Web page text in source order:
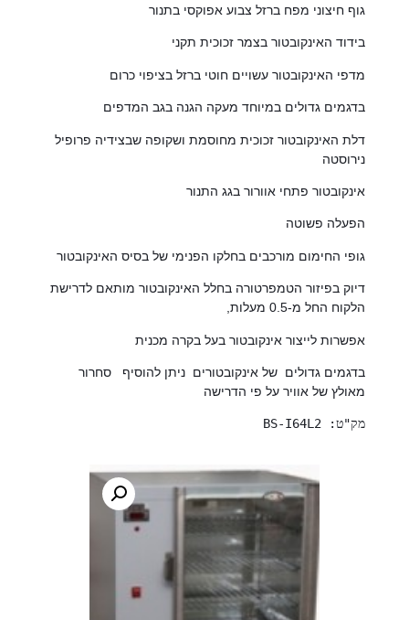
גוף חיצוני מפח ברזל צבוע אפוקסי בתנור
בידוד האינקובטור בצמר זכוכית תקני
מדפי האינקובטור עשויים חוטי ברזל בציפוי כרום
בדגמים גדולים במיוחד מעקה הגנה בגב המדפים
דלת האינקובטור זכוכית מחוסמת ושקופה שבצידיה פרופיל
נירוסטה
אינקובטור פתחי אוורור בגג התנור
הפעלה פשוטה
גופי החימום מורכבים בחלקו הפנימי של בסיס האינקובטור
דיוק בפיזור הטמפרטורה בחלל האינקובטור מותאם לדרישת
הלקוח החל מ-0.5 מעלות,
אפשרות לייצור אינקובטור בעל בקרה מכנית
בדגמים גדולים של אינקובטורים ניתן להוסיף סחרור
מאולץ של אוויר על פי הדרישה
מק"ט: BS-I64L2